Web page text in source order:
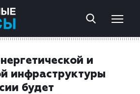
и
инфраструктуры
будет